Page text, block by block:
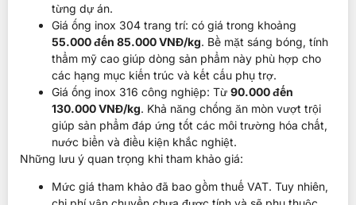
từng dự án.
Giá ống inox 304 trang trí: có giá trong khoảng
55.000 đến 85.000 VNĐ/kg. Bề mặt sáng bóng, tính
thẩm mỹ cao giúp dòng sản phẩm này phù hợp cho
các hạng mục kiến trúc và kết cấu phụ trợ.
Giá ống inox 316 công nghiệp: Từ 90.000 đến
130.000 VNĐ/kg. Khả năng chống ăn mòn vượt trội
giúp sản phẩm đáp ứng tốt các môi trường hóa chất,
nước biển và điều kiện khắc nghiệt.
Những lưu ý quan trọng khi tham khảo giá:
Mức giá tham khảo đã bao gồm thuế VAT. Tuy nhiên,